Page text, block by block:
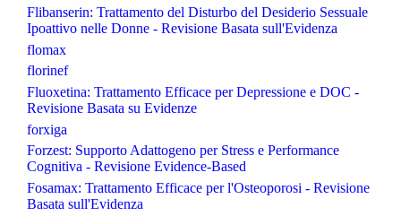
Flibanserin: Trattamento del Disturbo del Desiderio Sessuale
Ipoattivo nelle Donne - Revisione Basata sull'Evidenza
flomax
florinef
Fluoxetina: Trattamento Efficace per Depressione e DOC -
Revisione Basata su Evidenze
forxiga
Forzest: Supporto Adattogeno per Stress e Performance
Cognitiva - Revisione Evidence-Based
Fosamax: Trattamento Efficace per l'Osteoporosi - Revisione
Basata sull'Evidenza